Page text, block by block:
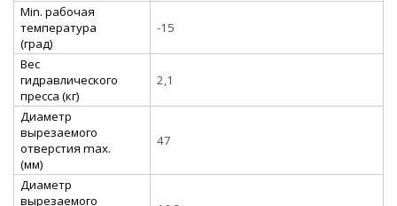
Min. рабочая
температура
(град)
-15
Вес
гидравлического
пресса (кг)
2,1
Диаметр
вырезаемого
отверстия max.
(мм)
47
Диаметр
вырезаемого